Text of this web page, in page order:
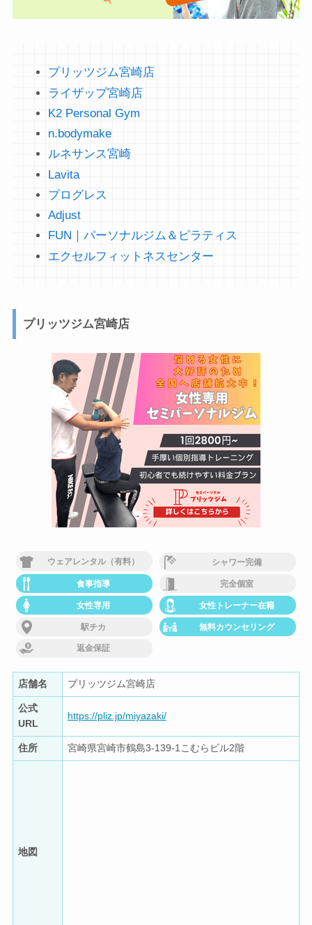
プリッツジム宮崎店
ライザップ宮崎店
K2 Personal Gym
n.bodymake
ルネサンス宮崎
Lavita
プログレス
Adjust
FUN｜パーソナルジム＆ピラティス
エクセルフィットネスセンター
プリッツジム宮崎店
ウェアレンタル（有料） シャワー完備
食事指導 完全個室
女性専用 女性トレーナー在籍
駅チカ 無料カウンセリング
返金保証
店舗名 プリッツジム宮崎店
公式
URL
https://pliz.jp/miyazaki/
住所 宮崎県宮崎市鶴島3-139-1こむらビル2階
地図